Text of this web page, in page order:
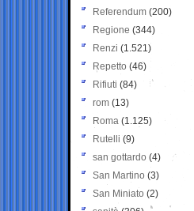
Referendum (200)
Regione (344)
Renzi (1.521)
Repetto (46)
Rifiuti (84)
rom (13)
Roma (1.125)
Rutelli (9)
san gottardo (4)
San Martino (3)
San Miniato (2)